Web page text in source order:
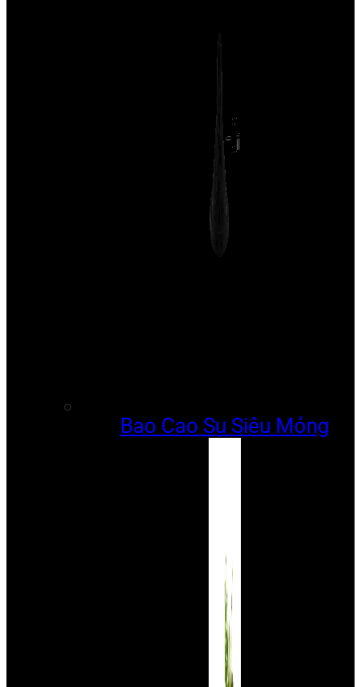
Bao Cao Su Siêu Mỏng